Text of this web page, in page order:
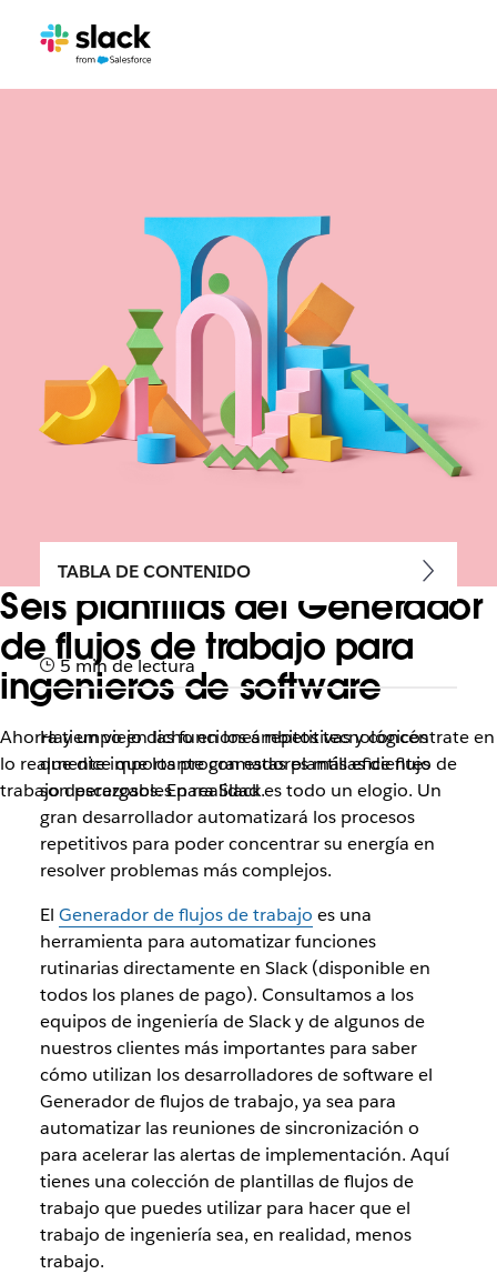
Seis plantillas del Generador
de flujos de trabajo para
ingenieros de software
Ahorra tiempo en las funciones repetitivas y concéntrate en
lo realmente importante con estas plantillas de flujo de
trabajo descargables para Slack.
TABLA DE CONTENIDO
5 min de lectura
Hay un viejo dicho en los ámbitos tecnológicos
que dice que los programadores más eficientes
son perezosos. En realidad es todo un elogio. Un
gran desarrollador automatizará los procesos
repetitivos para poder concentrar su energía en
resolver problemas más complejos.
El Generador de flujos de trabajo es una
herramienta para automatizar funciones
rutinarias directamente en Slack (disponible en
todos los planes de pago). Consultamos a los
equipos de ingeniería de Slack y de algunos de
nuestros clientes más importantes para saber
cómo utilizan los desarrolladores de software el
Generador de flujos de trabajo, ya sea para
automatizar las reuniones de sincronización o
para acelerar las alertas de implementación. Aquí
tienes una colección de plantillas de flujos de
trabajo que puedes utilizar para hacer que el
trabajo de ingeniería sea, en realidad, menos
trabajo.